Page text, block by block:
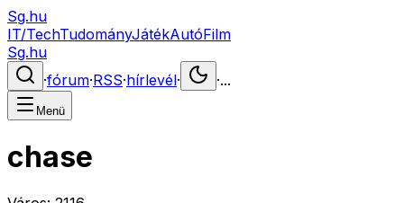
Sg.hu
IT/TechTudományJátékAutóFilm
Sg.hu
·fórum·RSS·hírlevél· ·...
Menü
chase